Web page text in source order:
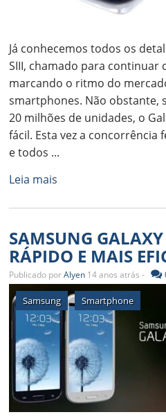
Já conhecemos todos os
SIII, chamado para continuar
marcando o ritmo do
smartphones. Não obstante,
20 milhões de unidades, o
fácil. Esta vez a concorrência
e todos ...
Leia mais
SAMSUNG
RÁPIDO E MAIS
Publicado porAlyen 14 anos atrás -
Samsung Smartphone